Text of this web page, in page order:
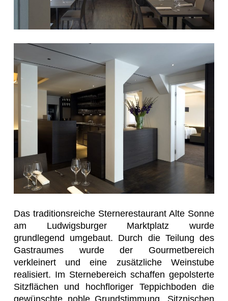
Das traditionsreiche Sternerestaurant Alte Sonne
am Ludwigsburger Marktplatz wurde
grundlegend umgebaut. Durch die Teilung des
Gastraumes wurde der Gourmetbereich
verkleinert und eine zusätzliche Weinstube
realisiert. Im Sternebereich schaffen gepolsterte
Sitzflächen und hochfloriger Teppichboden die
gewünschte noble Grundstimmung. Sitznischen